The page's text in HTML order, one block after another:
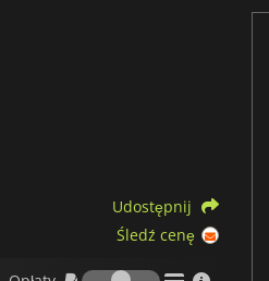
Udostępnij
Śledź cenę
Opłaty